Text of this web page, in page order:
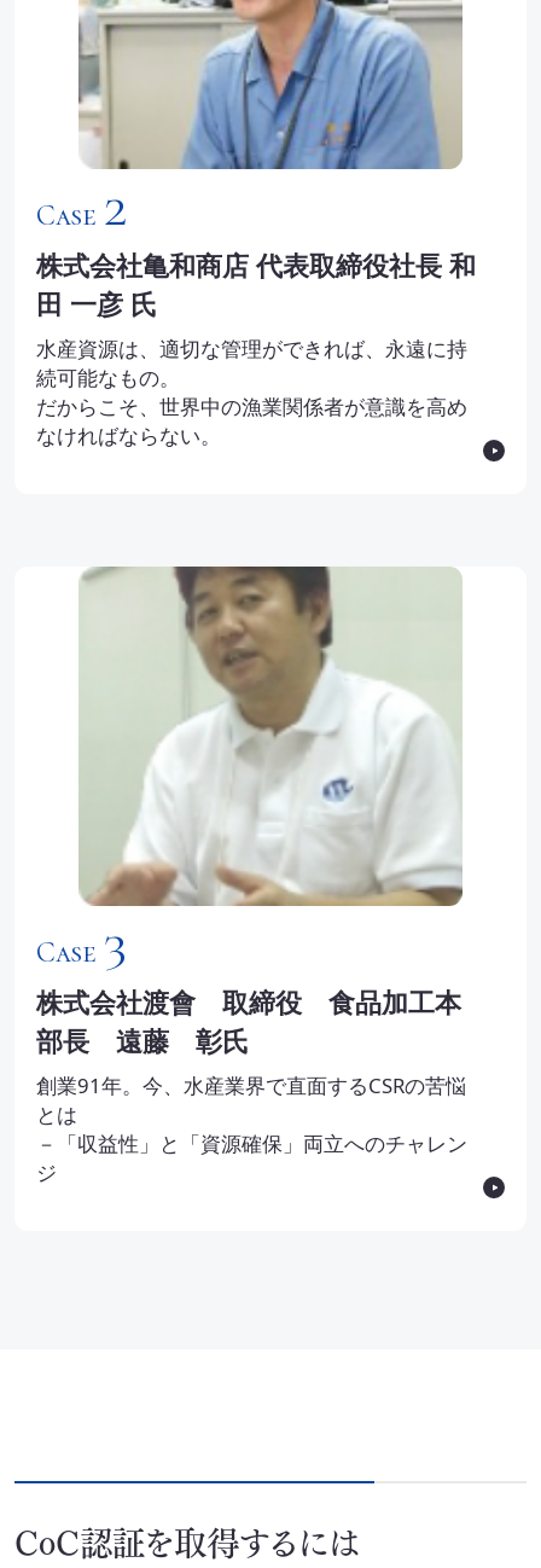
Case 2
株式会社亀和商店 代表取締役社長 和
田 一彦 氏
水産資源は、適切な管理ができれば、永遠に持
続可能なもの。
だからこそ、世界中の漁業関係者が意識を高め
なければならない。
Case 3
株式会社渡會 取締役 食品加工本
部長 遠藤 彰氏
創業91年。今、水産業界で直面するCSRの苦悩
とは
－「収益性」と「資源確保」両立へのチャレン
ジ
CoC認証を取得するには